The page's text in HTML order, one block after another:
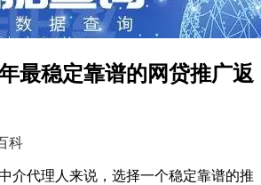
最稳定靠谱的网贷推广返
科
介代理人来说，选择一个稳定靠谱的推